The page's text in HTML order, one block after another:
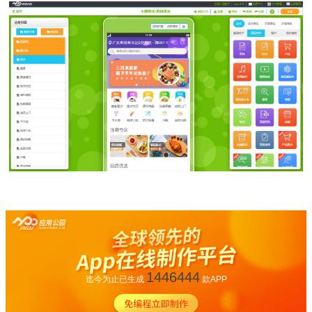
迄今为止已生成 1446444款APP